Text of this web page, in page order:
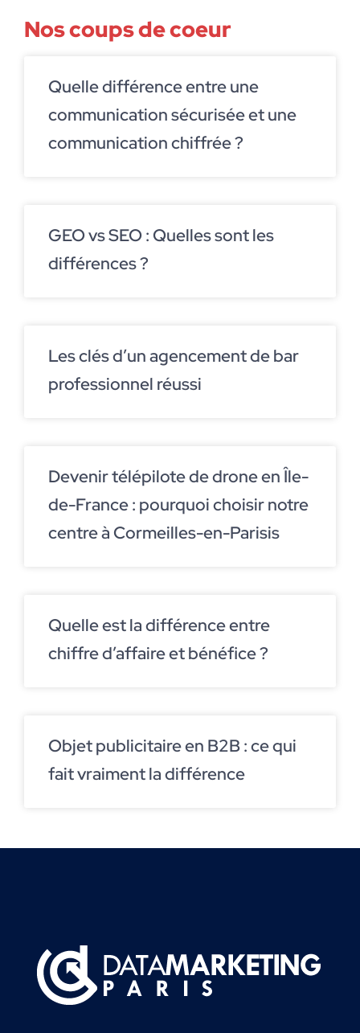
Nos coups de coeur
Quelle différence entre une
communication sécurisée et une
communication chiffrée ?
GEO vs SEO : Quelles sont les
différences ?
Les clés d’un agencement de bar
professionnel réussi
Devenir télépilote de drone en Île-
de-France : pourquoi choisir notre
centre à Cormeilles-en-Parisis
Quelle est la différence entre
chiffre d’affaire et bénéfice ?
Objet publicitaire en B2B : ce qui
fait vraiment la différence